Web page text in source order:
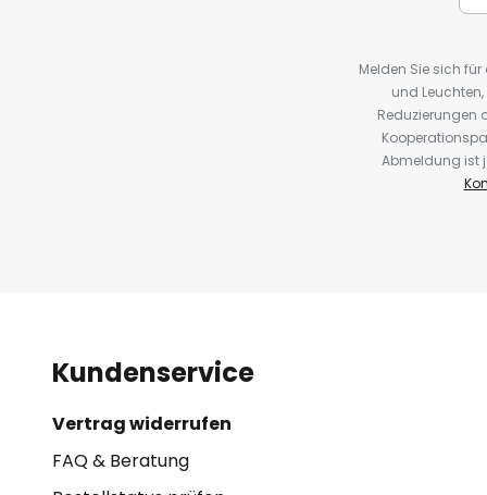
Melden Sie sich
und
Reduzierungen
Abmeldung ist
Kundenservice
Vertrag widerrufen
FAQ & Beratung